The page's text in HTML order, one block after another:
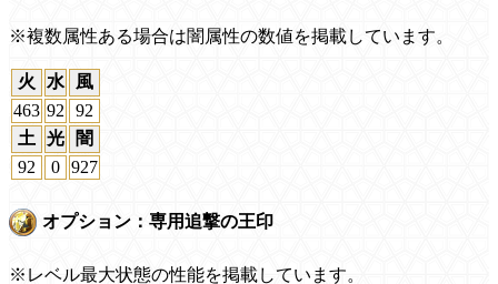
※複数属性ある場合は闇属性の数値を掲載しています。
火 水
風
463 92
92
土
光
闇
92
0 927
オプション：専用追撃の王印
※レベル最大状態の性能を掲載しています。